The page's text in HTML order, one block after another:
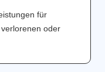
für
oder